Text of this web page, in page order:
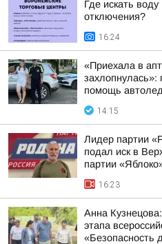
Где искать
отключения?
16:24
«Приехала в
захлопнулась»:
помощь
14:15
Лидер партии
подал иск в
партии
16:23
Анна
этапа
«Безопасность